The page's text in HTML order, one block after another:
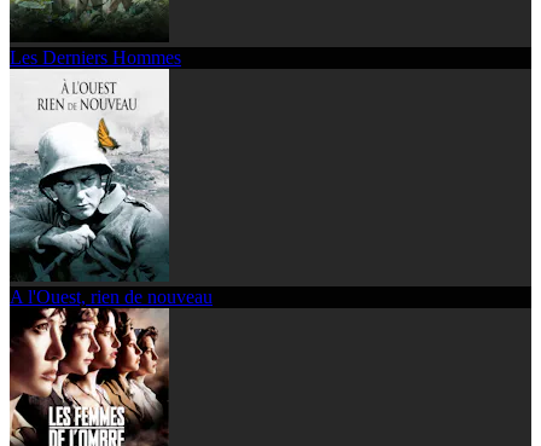
Les Derniers Hommes
A l'Ouest, rien de nouveau